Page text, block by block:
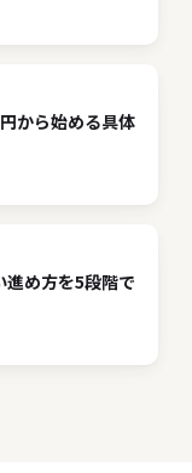
から始める具体
進め方を5段階で